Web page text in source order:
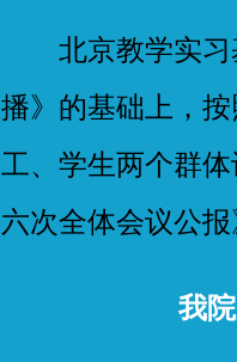
北京教学实习
播》的基础上，
工、学生两个群
六次全体会议公
我